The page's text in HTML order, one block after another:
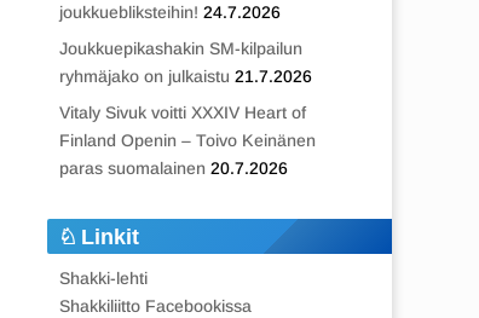
joukkuebliksteihin! 24.7.2026
Joukkuepikashakin SM-kilpailun
ryhmäjako on julkaistu 21.7.2026
Vitaly Sivuk voitti XXXIV Heart of
Finland Openin – Toivo Keinänen
paras suomalainen 20.7.2026
Linkit
Shakki-lehti
Shakkiliitto Facebookissa